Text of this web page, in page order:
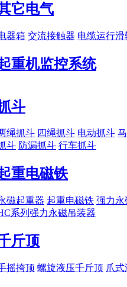
它电气
器箱 交流接触器 电缆运行滑
重机监控系统
斗
绳抓斗 四绳抓斗 电动抓斗
斗 防漏抓斗 行车抓斗
重电磁铁
磁起重器 起重电磁铁 强力永
系列强力永磁吊装器
斤顶
摇挎顶 螺旋液压千斤顶 爪